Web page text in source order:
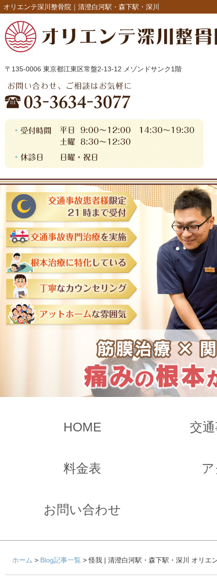
オリエンテ深川整骨院｜清澄白河駅・森下駅・深川
〒135-0006 東京都江東区常盤2-13-12 メゾンドサンク1階
HOME 交
料金表
お問い合わせ
ホーム > Blog記事一覧 > 怪我 | 清澄白河駅・森下駅・深川 オリエ